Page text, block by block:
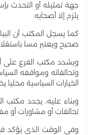
جهة تمثيله أو التحدث
يلزم إلا أصحابه.
كما يسجل المكتب أن
صحيح ويعتبر مسا
ويشدد مكتب الفرع على
وتحالفاته ومواقفه
الخيارات السياسية
وبناء عليه، يجدد مكتب
تحالفات أو مشاورات أو
وفي الوقت الذي يؤكد